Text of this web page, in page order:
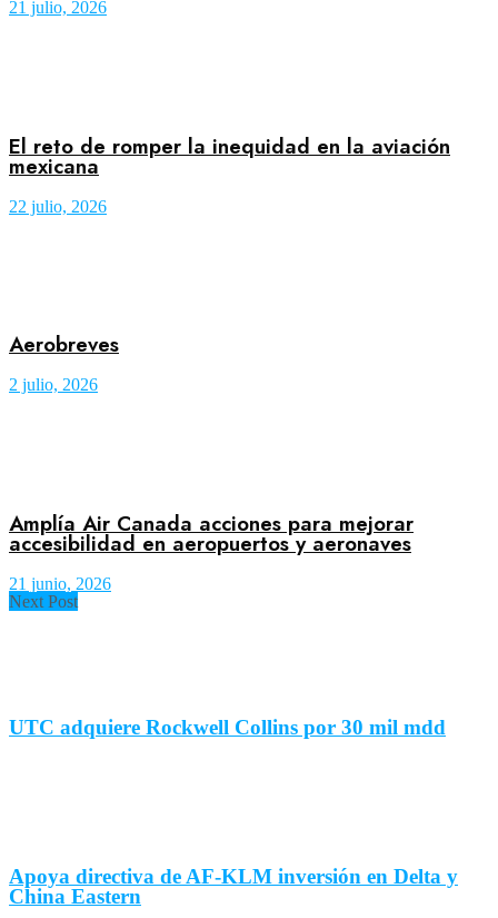
21 julio, 2026
El reto de romper la inequidad en la aviación
mexicana
22 julio, 2026
Aerobreves
2 julio, 2026
Amplía Air Canada acciones para mejorar
accesibilidad en aeropuertos y aeronaves
21 junio, 2026
Next Post
UTC adquiere Rockwell Collins por 30 mil mdd
Apoya directiva de AF-KLM inversión en Delta y
China Eastern